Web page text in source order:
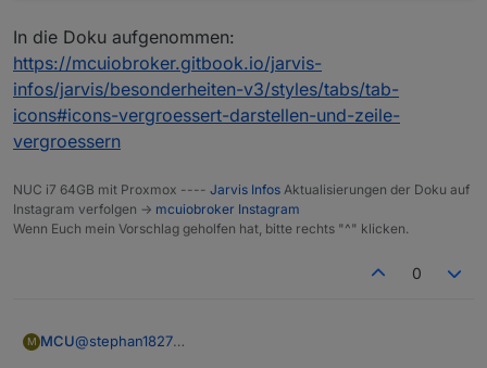
In die Doku aufgenommen:
https://mcuiobroker.gitbook.io/jarvis-
infos/jarvis/besonderheiten-v3/styles/tabs/tab-
icons#icons-vergroessert-darstellen-und-zeile-
vergroessern
NUC i7 64GB mit Proxmox ---- Jarvis Infos Aktualisierungen der Doku auf
Instagram verfolgen -> mcuiobroker Instagram
Wenn Euch mein Vorschlag geholfen hat, bitte rechts "^" klicken.
0
M MCU@stephan1827